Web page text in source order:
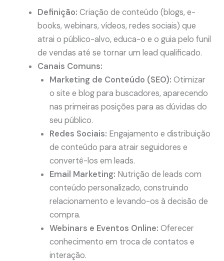
Definição: Criação de conteúdo (blogs, e-
books, webinars, vídeos, redes sociais) que
atrai o público-alvo, educa-o e o guia pelo funil
de vendas até se tornar um lead qualificado.
Canais Comuns:
Marketing de Conteúdo (SEO): Otimizar
o site e blog para buscadores, aparecendo
nas primeiras posições para as dúvidas do
seu público.
Redes Sociais: Engajamento e distribuição
de conteúdo para atrair seguidores e
convertê-los em leads.
Email Marketing: Nutrição de leads com
conteúdo personalizado, construindo
relacionamento e levando-os à decisão de
compra.
Webinars e Eventos Online: Oferecer
conhecimento em troca de contatos e
interação.